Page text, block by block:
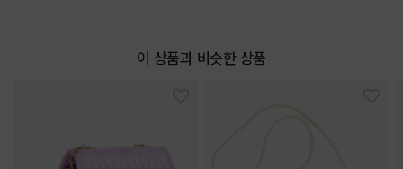
이 상품과 비슷한 상품